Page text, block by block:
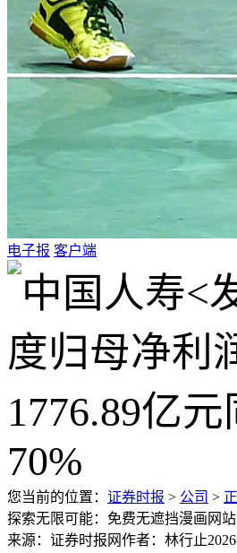
电子报 客户端
您当前的位置： 证券时报 > 公司 >
探索无限可能：免费无遮挡漫画网
来源：证券时报网作者：林行止